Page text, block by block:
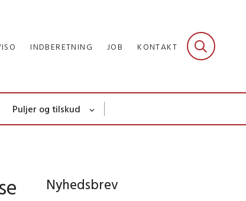
INDBERETNING JOB KONTAKT
Puljer og tilskud
Nyhedsbrev